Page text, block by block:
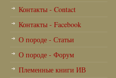
Контакты - Contact
Контакты - Facebook
О породе - Статьи
О породе - Форум
Племенные книги ИВ